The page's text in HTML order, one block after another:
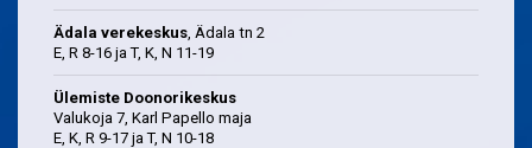
Ädala verekeskus , Ädala tn 2
E, R 8-16 ja T, K, N 11-19
Ülemiste Doonorikeskus
Valukoja 7, Karl Papello maja
E, K, R 9-17 ja T, N 10-18